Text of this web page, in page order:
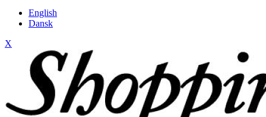
English
Dansk
X